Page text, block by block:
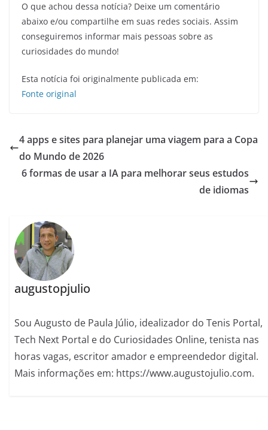
O que achou dessa notícia? Deixe um comentário
abaixo e/ou compartilhe em suas redes sociais. Assim
conseguiremos informar mais pessoas sobre as
curiosidades do mundo!
Esta notícia foi originalmente publicada em:
Fonte original
4 apps e sites para planejar uma viagem para a Copa
do Mundo de 2026
6 formas de usar a IA para melhorar seus estudos
de idiomas
augustopjulio
Sou Augusto de Paula Júlio, idealizador do Tenis Portal,
Tech Next Portal e do Curiosidades Online, tenista nas
horas vagas, escritor amador e empreendedor digital.
Mais informações em: https://www.augustojulio.com.